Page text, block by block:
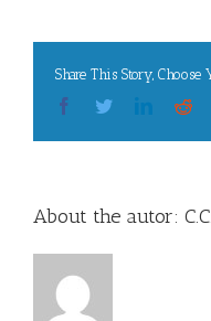
Share This Story, Choose
FacebookTwitterLinkedin
About the autor: